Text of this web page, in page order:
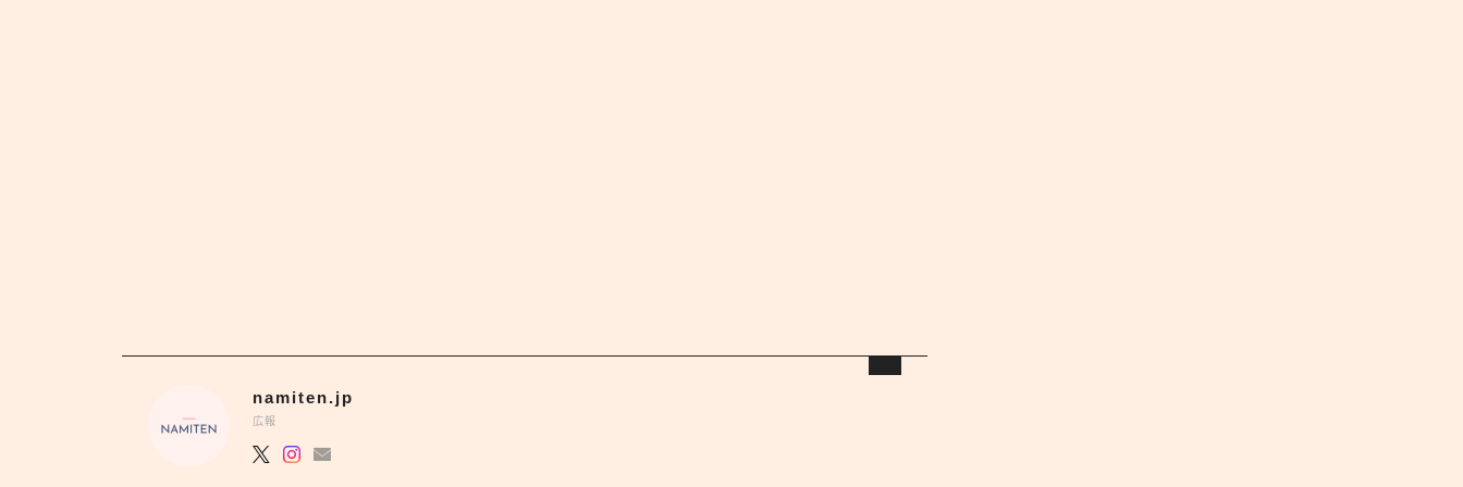
namiten.jp
広報